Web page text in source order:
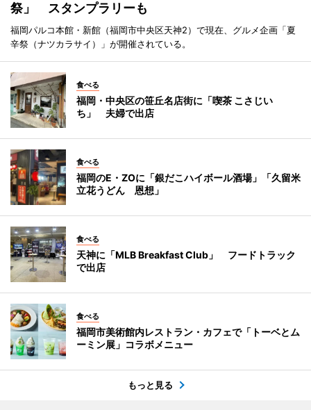
祭」 スタンプラリーも
福岡パルコ本館・新館（福岡市中央区天神2）で現在、グルメ企画「夏
辛祭（ナツカラサイ）」が開催されている。
食べる
福岡・中央区の笹丘名店街に「喫茶 こさじい
ち」 夫婦で出店
食べる
福岡のE・ZOに「銀だこハイボール酒場」「久留米
立花うどん 恩想」
食べる
天神に「MLB Breakfast Club」 フードトラック
で出店
食べる
福岡市美術館内レストラン・カフェで「トーベとム
ーミン展」コラボメニュー
もっと見る